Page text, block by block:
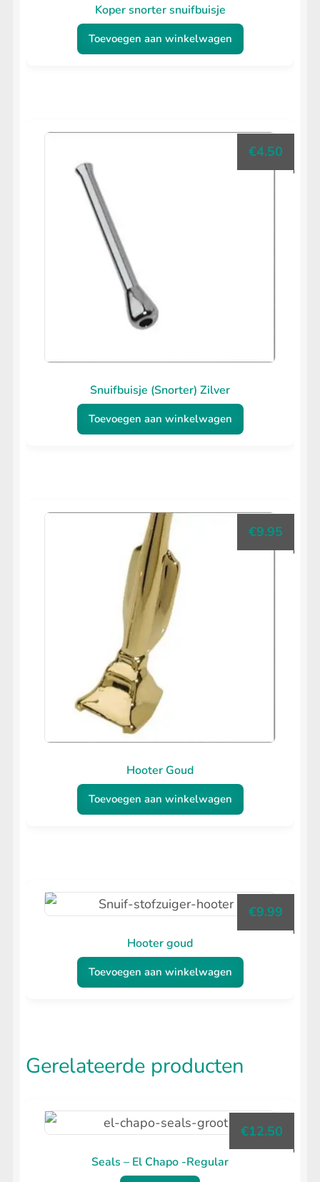
Koper snorter snuifbuisje
Toevoegen aan winkelwagen
Snuifbuisje (Snorter) Zilver
€4.50
Toevoegen aan winkelwagen
Hooter Goud
€9.95
Toevoegen aan winkelwagen
Hooter goud
€9.99
Toevoegen aan winkelwagen
Gerelateerde producten
Seals – El Chapo -Regular
€12.50